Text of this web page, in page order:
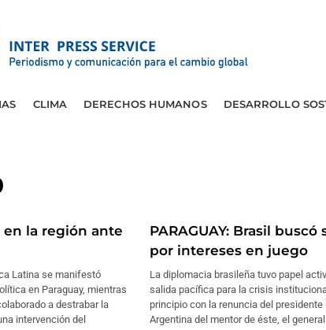
CLIMA DERECHOS HUMANOS DESARROLLO
en la región ante
Latina se manifestó
en Paraguay, mientras
a destrabar la
intervención del
PARAGUAY: Brasil
por intereses en juego
La diplomacia brasileña tuvo papel
salida pacífica para la crisis
principio con la renuncia del presidente
Argentina del mentor de éste, el general